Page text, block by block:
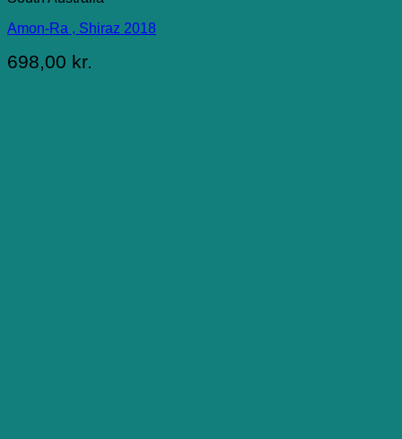
Amon-Ra , Shiraz 2018
698,00 kr.